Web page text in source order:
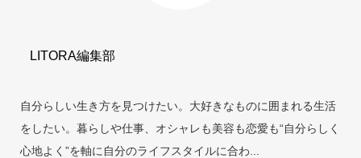
LITORA編集部
自分らしい生き方を見つけたい。大好きなものに囲まれる生活
をしたい。暮らしや仕事、オシャレも美容も恋愛も“自分らしく
心地よく”を軸に自分のライフスタイルに合わ...